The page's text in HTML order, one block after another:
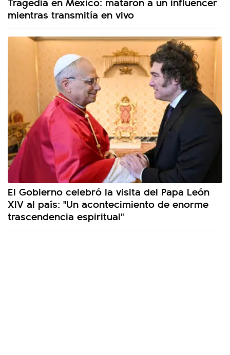
mientras transmitía en vivo
El Gobierno celebró la visita del Papa León
XIV al país: "Un acontecimiento de enorme
trascendencia espiritual"